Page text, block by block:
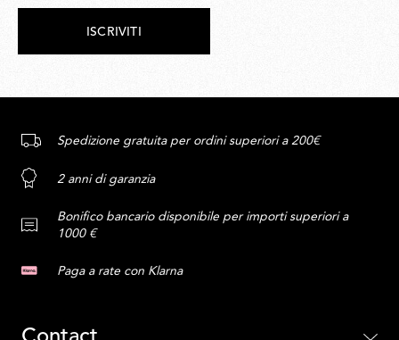
ISCRIVITI
Spedizione gratuita per ordini superiori a 200€
2 anni di garanzia
Bonifico bancario disponibile per importi superiori a
1000 €
Paga a rate con Klarna